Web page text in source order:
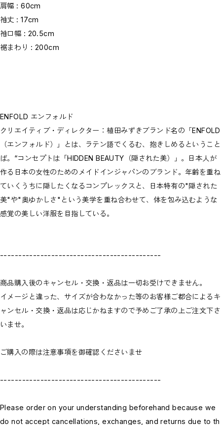
肩幅 : 60cm
袖丈 : 17cm
袖口幅 : 20.5cm
裾まわり : 200cm
ENFOLD エンフォルド
クリエイティブ・ディレクター：植田みずきブランド名の「ENFOLD
（エンフォルド）」とは、ラテン語でくるむ、抱きしめるということ
ば。“コンセプトは「HIDDEN BEAUTY（隠された美）」。日本人が
作る日本の女性のためのメイドインジャパンのブランド。年齢を重ね
ていくうちに隠したくなるコンプレックスと、日本特有の"隠された
美"や"奥ゆかしさ"という美学を重ね合わせて、体を包み込むような
感覚の美しい洋服を目指している。
--------------------------------------------
商品購入後のキャンセル・交換・返品は一切お受けできません。
イメージと違った、サイズが合わなかった等のお客様ご都合によるキ
ャンセル・交換・返品は応じかねますので予めご了承の上ご注文下さ
いませ。
ご購入の際は注意事項を御確認くださいませ
--------------------------------------------
Please order on your understanding beforehand because we
do not accept cancellations, exchanges, and returns due to th